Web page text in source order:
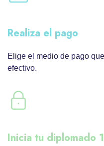
Realiza el pago
Elige el medio de pago
efectivo.
Inicia tu diplomado